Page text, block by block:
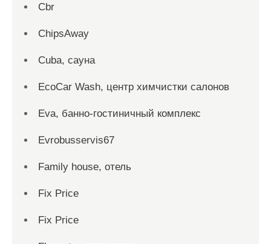
Cbr
ChipsAway
Cuba, сауна
EcoCar Wash, центр химчистки салонов
Eva, банно-гостиничный комплекс
Evrobusservis67
Family house, отель
Fix Price
Fix Price